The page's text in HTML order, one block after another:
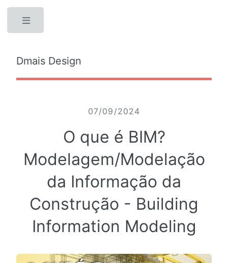
Dmais Design
07/09/2024
O que é BIM?
Modelagem/Modelação
da Informação da
Construção - Building
Information Modeling